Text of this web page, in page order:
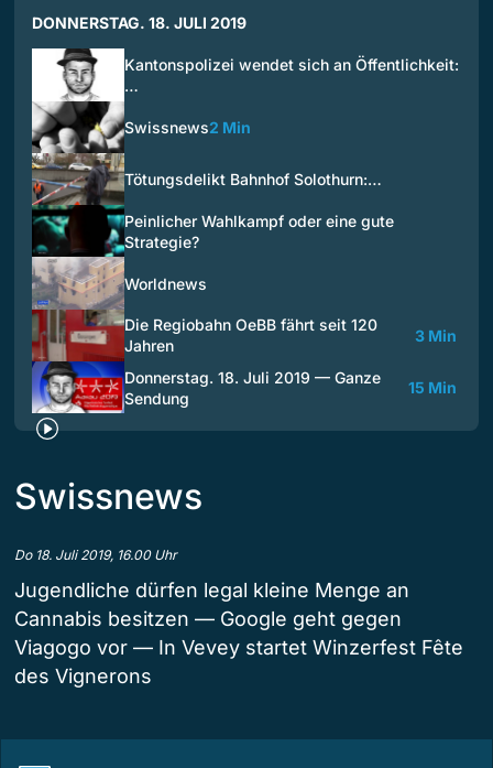
DONNERSTAG. 18. JULI 2019
Kantonspolizei wendet sich an Öffentlichkeit:
…
Swissnews2 Min
Tötungsdelikt Bahnhof Solothurn:…
Peinlicher Wahlkampf oder eine gute
Strategie?
Worldnews
Die Regiobahn OeBB fährt seit 120
Jahren
3 Min
Donnerstag. 18. Juli 2019 — Ganze
Sendung
15 Min
Swissnews
Do 18. Juli 2019, 16.00 Uhr
Jugendliche dürfen legal kleine Menge an
Cannabis besitzen — Google geht gegen
Viagogo vor — In Vevey startet Winzerfest Fête
des Vignerons